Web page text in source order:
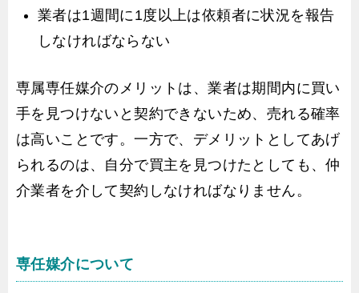
業者は1週間に1度以上は依頼者に状況を報告
しなければならない
専属専任媒介のメリットは、業者は期間内に買い
手を見つけないと契約できないため、売れる確率
は高いことです。一方で、デメリットとしてあげ
られるのは、自分で買主を見つけたとしても、仲
介業者を介して契約しなければなりません。
専任媒介について